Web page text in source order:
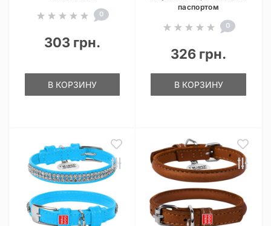
0
303 грн.
В КОРЗИНУ
паспортом
0
326 грн.
В КОРЗИНУ